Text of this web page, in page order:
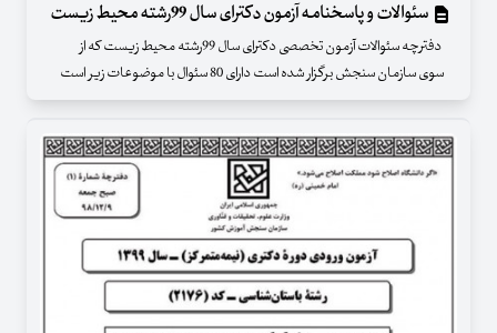
سئوالات و پاسخنامه آزمون دکترای سال 99رشته محیط زیست
دفترچه سئوالات آزمون تخصصی دکترای سال 99رشته محیط زیست که از
سوی سازمان سنجش برگزار شده است دارای 80 سئوال با موضوعات زیر است